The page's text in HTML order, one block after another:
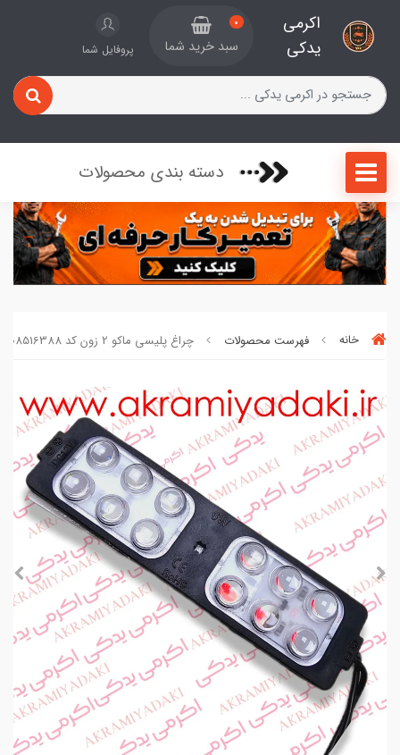
اکرمی
یدکی
0
سبد خرید شما پروفایل شما
دسته بندی محصولات
خانه فهرست محصولات چراغ پلیسی ماکو 2 زون کد 3208516388